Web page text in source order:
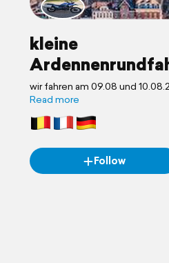
kleine
wir fahren am 09.08 und
kleine Tour durch die Ardennen.
Daniel 2, Joachim, Michael und
Michael kurzfristig abgesagt
Read more
Follow